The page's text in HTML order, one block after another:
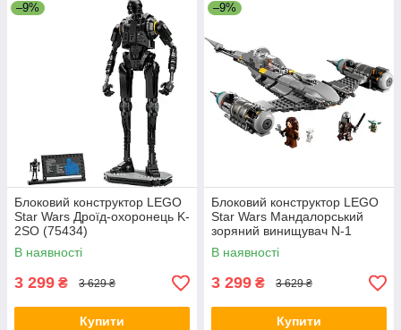
–9%
Блоковий конструктор LEGO
Star Wars Дроїд-охоронець K-
2SO (75434)
В наявності
3 299 ₴ 3 629 ₴
Купити
–9%
Блоковий конструктор LEGO
Star Wars Мандалорський
зоряний винищувач N-1
(75325)
В наявності
3 299 ₴ 3 629 ₴
Купити